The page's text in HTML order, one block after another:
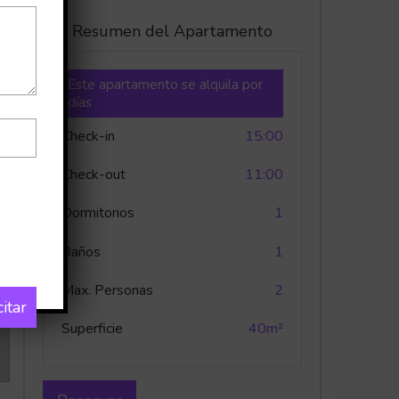
Resumen del Apartamento
Este apartamento se alquila por
días
Check-in
15:00
Check-out
11:00
Dormitorios
1
Baños
1
Max. Personas
2
Superficie
40m²